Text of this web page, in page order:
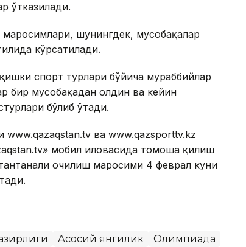
ўтказилади.
шунингдек, мусобақалар
кўрсатилади.
спорт турлари бўйича мураббийлар
бир мусобақадан олдин ва кейин
бўлиб ўтади.
ва www.qazsporttv.kz
мобил иловасида томоша қилиш
очилиш маросими 4 феврал куни
Асосий янгилик
Олимпиада